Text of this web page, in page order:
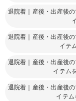
退院着｜産後・出産後
退院着｜産後・出産後
イテ
退院着｜産後・出産後
イテム
退院着｜産後・出産後
イテ